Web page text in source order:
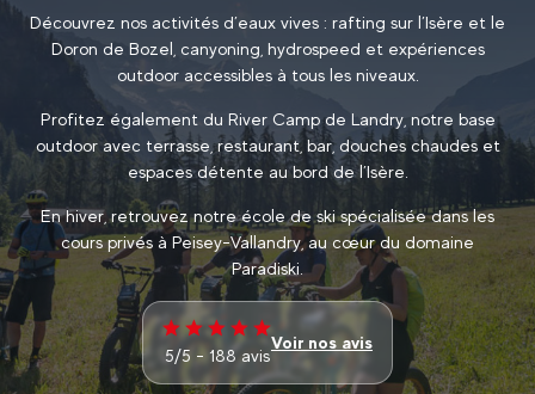
Découvrez nos activités d’eaux vives : rafting sur l’Isère et le
Doron de Bozel, canyoning, hydrospeed et expériences
outdoor accessibles à tous les niveaux.
Profitez également du River Camp de Landry, notre base
outdoor avec terrasse, restaurant, bar, douches chaudes et
espaces détente au bord de l’Isère.
En hiver, retrouvez notre école de ski spécialisée dans les
cours privés à Peisey-Vallandry, au cœur du domaine
Paradiski.
5/5 - 188 avis
Voir nos avis